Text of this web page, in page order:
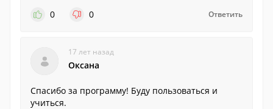
0
0 Ответить
17 лет назад
Оксана
Спасибо за программу! Буду пользоваться и
учиться.